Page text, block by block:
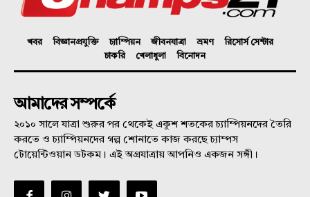
খবর বিজ্ঞানপ্রযুক্তি চ্যাম্পিয়ন জীবনযাত্রা ভ্রমণ
রিসোর্স সেন্টার
চাকরি
খেলাধুলা বিনোদন
আমাদের সম্পর্কে
২০১০ সালে যাত্রা শুরুর পর থেকেই একুশ শতকের চ্যাম্পিয়নদের তৈরি
করতে ও চ্যাম্পিয়নদের গল্প শোনাতে কাজ করছে চ্যাম্পস
টোয়েন্টিওয়ান ডটকম। এই অগ্রযাত্রায় আপনিও একজন সঙ্গী।